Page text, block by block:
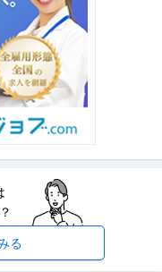
」オーナー直下／国内外
に担うポジション
その他 ※会員属性などに応
ルス）／東京都」「ジョ
／フレックスタイム制
ット＞インターネットサー
る